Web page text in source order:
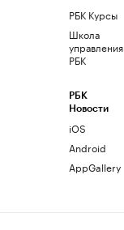
РБК Курсы
Школа
управления
РБК
РБК
Новости
iOS
Android
AppGallery